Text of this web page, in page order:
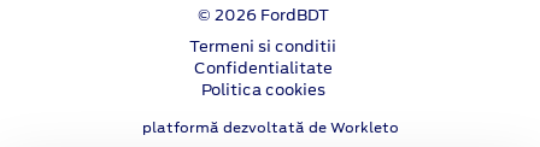
© 2026 FordBDT
Termeni si conditii
Confidentialitate
Politica cookies
platformă dezvoltată de Workleto